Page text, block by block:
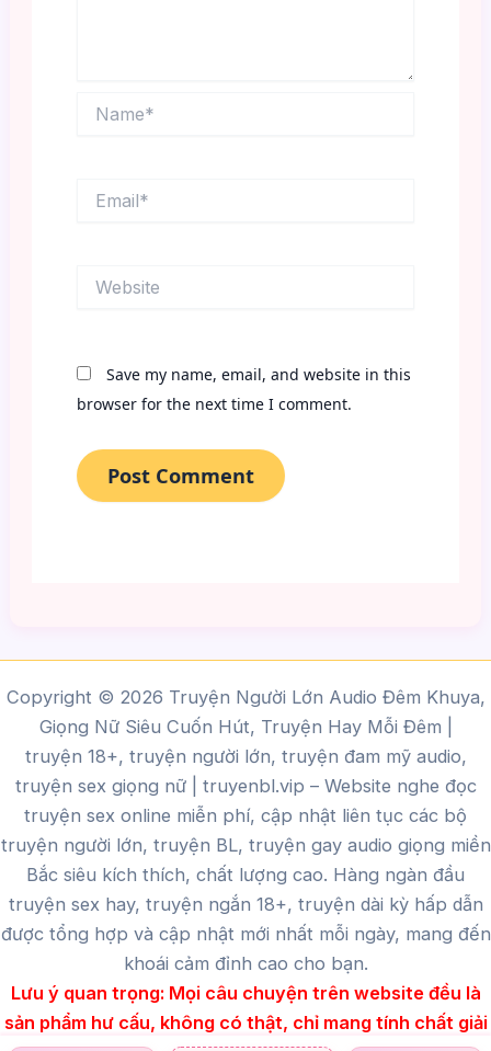
Save my name, email, and website in this
browser for the next time I comment.
Copyright © 2026 Truyện Người Lớn Audio Đêm Khuya,
Giọng Nữ Siêu Cuốn Hút, Truyện Hay Mỗi Đêm |
truyện 18+, truyện người lớn, truyện đam mỹ audio,
truyện sex giọng nữ | truyenbl.vip – Website nghe đọc
truyện sex online miễn phí, cập nhật liên tục các bộ
truyện người lớn, truyện BL, truyện gay audio giọng miền
Bắc siêu kích thích, chất lượng cao. Hàng ngàn đầu
truyện sex hay, truyện ngắn 18+, truyện dài kỳ hấp dẫn
được tổng hợp và cập nhật mới nhất mỗi ngày, mang đến
khoái cảm đỉnh cao cho bạn.
Lưu ý quan trọng: Mọi câu chuyện trên website đều là
sản phẩm hư cấu, không có thật, chỉ mang tính chất giải